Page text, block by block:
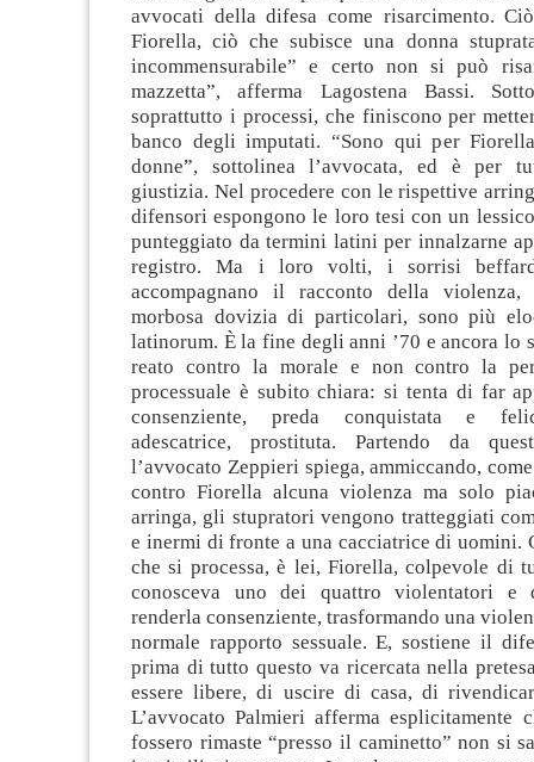
avvocati della difesa come risarcimento.
Fiorella, ciò che subisce una donna
incommensurabile” e certo non si può
mazzetta”, afferma Lagostena Bassi.
soprattutto i processi, che finiscono per
banco degli imputati. “Sono qui per
donne”, sottolinea l’avvocata, ed è per
giustizia. Nel procedere con le rispettive
difensori espongono le loro tesi con un
punteggiato da termini latini per innalzarne
registro. Ma i loro volti, i sorrisi
accompagnano il racconto della violenza,
morbosa dovizia di particolari, sono più
latinorum. È la fine degli anni ’70 e ancora lo
reato contro la morale e non contro la
processuale è subito chiara: si tenta di far
consenziente, preda conquistata e
adescatrice, prostituta. Partendo da
l’avvocato Zeppieri spiega, ammiccando,
contro Fiorella alcuna violenza ma solo
arringa, gli stupratori vengono tratteggiati
e inermi di fronte a una cacciatrice di uomini.
che si processa, è lei, Fiorella, colpevole di
conosceva uno dei quattro violentatori e
renderla consenziente, trasformando una
normale rapporto sessuale. E, sostiene il
prima di tutto questo va ricercata nella
essere libere, di uscire di casa, di
L’avvocato Palmieri afferma esplicitamente
fossero rimaste “presso il caminetto” non si